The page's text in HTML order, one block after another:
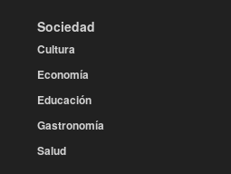
Sociedad
Cultura
Economía
Educación
Gastronomía
Salud